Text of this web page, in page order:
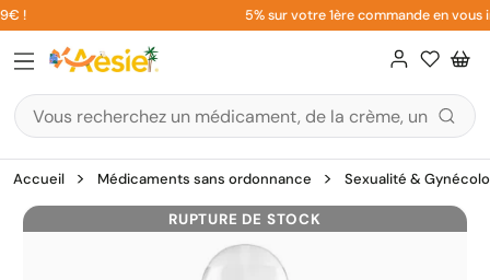
Aller
au
contenu
! 5% sur votre 1ère commande en vous
Accueil Médicaments sans ordonnance Sexualité &
RUPTURE DE STOCK